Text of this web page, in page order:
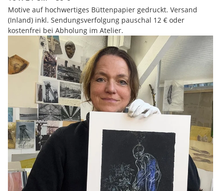
Motive auf hochwertiges Büttenpapier gedruckt. Versand
(Inland) inkl. Sendungsverfolgung pauschal 12 € oder
kostenfrei bei Abholung im Atelier.